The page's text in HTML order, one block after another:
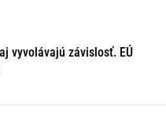
vyvolávajú závislosť. EÚ